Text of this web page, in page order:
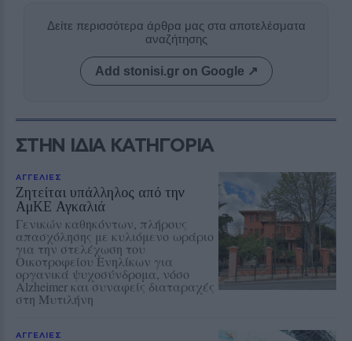
Δείτε περισσότερα άρθρα μας στα αποτελέσματα
αναζήτησης
Add stonisi.gr on Google ↗
ΣΤΗΝ ΙΔΙΑ ΚΑΤΗΓΟΡΙΑ
ΑΓΓΕΛΙΕΣ
Ζητείται υπάλληλος από την
ΑμΚΕ Αγκαλιά
Γενικών καθηκόντων, πλήρους
απασχόλησης με κυλιόμενο ωράριο
για την στελέχωση του
Οικοτροφείου Ενηλίκων για
οργανικά ψυχοσύνδρομα, νόσο
Alzheimer και συναφείς διαταραχές
στη Μυτιλήνη
ΑΓΓΕΛΙΕΣ